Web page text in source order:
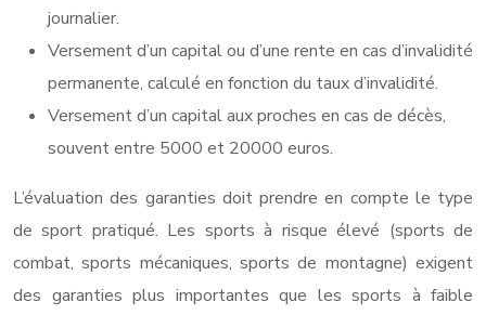
journalier.
Versement d’un capital ou d’une rente en cas d’invalidité
permanente, calculé en fonction du taux d’invalidité.
Versement d’un capital aux proches en cas de décès,
souvent entre 5000 et 20000 euros.
L’évaluation des garanties doit prendre en compte le type
de sport pratiqué. Les sports à risque élevé (sports de
combat, sports mécaniques, sports de montagne) exigent
des garanties plus importantes que les sports à faible